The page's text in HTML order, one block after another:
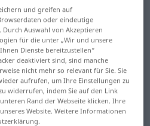
Wörterbuch
Übersetzung
Tschechisch
und greifen auf
oder eindeutige
Auswahl von Akzeptieren
für die unter „Wir und unsere
Dienste bereitzustellen“
deaktiviert sind, sind manche
nicht mehr so relevant für Sie. Sie
aufrufen, um Ihre Einstellungen zu
widerrufen, indem Sie auf den Link
Rand der Webseite klicken. Ihre
Website. Weitere Informationen